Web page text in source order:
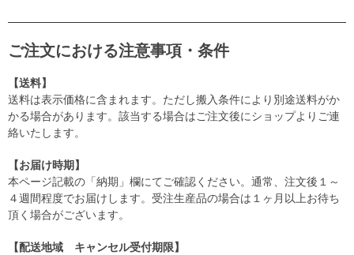
ご注文における注意事項・条件
【送料】
送料は表示価格に含まれます。ただし搬入条件により別途送料がか
かる場合があります。該当する場合はご注文後にショップよりご連
絡いたします。
【お届け時期】
本ページ記載の「納期」欄にてご確認ください。通常、注文後１～
４週間程度でお届けします。受注生産品の場合は１ヶ月以上お待ち
頂く場合がございます。
【配送地域 キャンセル受付期限】